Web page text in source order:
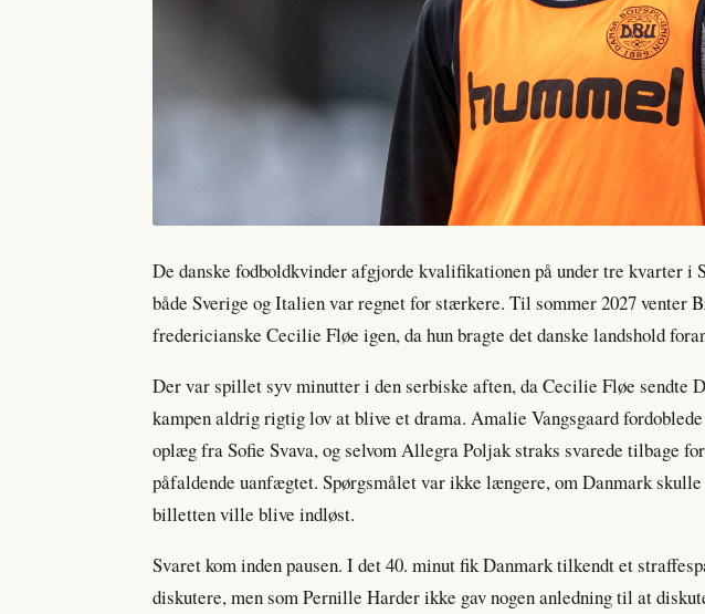
De danske fodboldkvinder afgjorde kvalifikationen på under tre kvarter i
både Sverige og Italien var regnet for stærkere. Til sommer 2027 venter
fredericianske Cecilie Fløe igen, da hun bragte det danske landshold
Der var spillet syv minutter i den serbiske aften, da Cecilie Fløe sendte
kampen aldrig rigtig lov at blive et drama. Amalie Vangsgaard
oplæg fra Sofie Svava, og selvom Allegra Poljak straks svarede tilbage
påfaldende uanfægtet. Spørgsmålet var ikke længere, om Danmark
billetten ville blive indløst.
Svaret kom inden pausen. I det 40. minut fik Danmark tilkendt et
diskutere, men som Pernille Harder ikke gav nogen anledning til at